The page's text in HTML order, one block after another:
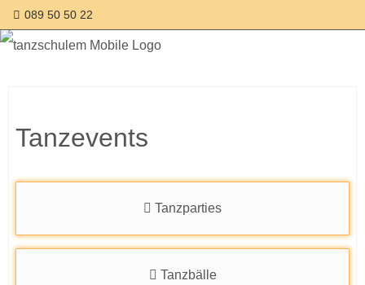
089 50 50 22
Tanzevents
Tanzparties
Tanzbälle